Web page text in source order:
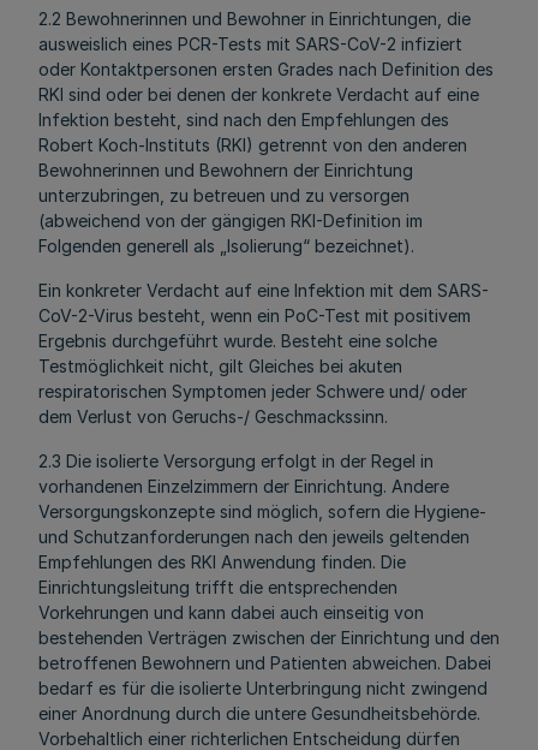
2.2 Bewohnerinnen und Bewohner in Einrichtungen, die
ausweislich eines PCR-Tests mit SARS-CoV-2 infiziert
oder Kontaktpersonen ersten Grades nach Definition des
RKI sind oder bei denen der konkrete Verdacht auf eine
Infektion besteht, sind nach den Empfehlungen des
Robert Koch-Instituts (RKI) getrennt von den anderen
Bewohnerinnen und Bewohnern der Einrichtung
unterzubringen, zu betreuen und zu versorgen
(abweichend von der gängigen RKI-Definition im
Folgenden generell als „Isolierung“ bezeichnet).
Ein konkreter Verdacht auf eine Infektion mit dem SARS-
CoV-2-Virus besteht, wenn ein PoC-Test mit positivem
Ergebnis durchgeführt wurde. Besteht eine solche
Testmöglichkeit nicht, gilt Gleiches bei akuten
respiratorischen Symptomen jeder Schwere und/ oder
dem Verlust von Geruchs-/ Geschmackssinn.
2.3 Die isolierte Versorgung erfolgt in der Regel in
vorhandenen Einzelzimmern der Einrichtung. Andere
Versorgungskonzepte sind möglich, sofern die Hygiene-
und Schutzanforderungen nach den jeweils geltenden
Empfehlungen des RKI Anwendung finden. Die
Einrichtungsleitung trifft die entsprechenden
Vorkehrungen und kann dabei auch einseitig von
bestehenden Verträgen zwischen der Einrichtung und den
betroffenen Bewohnern und Patienten abweichen. Dabei
bedarf es für die isolierte Unterbringung nicht zwingend
einer Anordnung durch die untere Gesundheitsbehörde.
Vorbehaltlich einer richterlichen Entscheidung dürfen